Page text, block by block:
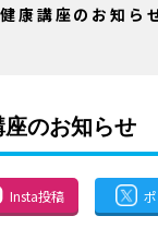
康講座のお知ら
のお知らせ
Insta投稿